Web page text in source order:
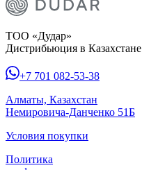
ТОО «Дудар»
Дистрибьюция в Казахстане
+7 701 082-53-38
Алматы, Казахстан
Немировича-Данченко 51Б
Условия покупки
Политика